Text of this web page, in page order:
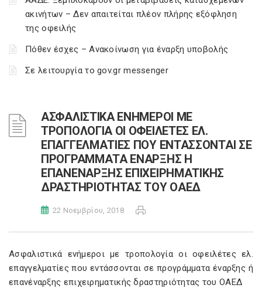
ακινήτων – Δεν απαιτείται πλέον πλήρης εξόφληση
της οφειλής
Πόθεν έσχες – Ανακοίνωση για έναρξη υποβολής
Σε λειτουργία το gov.gr messenger
ΑΣΦΑΛΙΣΤΙΚΑ ΕΝΗΜΕΡΟΙ ΜΕ
ΤΡΟΠΟΛΟΓΙΑ ΟΙ ΟΦΕΙΛΕΤΕΣ ΕΛ.
ΕΠΑΓΓΕΛΜΑΤΙΕΣ ΠΟΥ ΕΝΤΑΣΣΟΝΤΑΙ ΣΕ
ΠΡΟΓΡΑΜΜΑΤΑ ΕΝΑΡΞΗΣ Η
ΕΠΑΝΕΝΑΡΞΗΣ ΕΠΙΧΕΙΡΗΜΑΤΙΚΗΣ
ΔΡΑΣΤΗΡΙΟΤΗΤΑΣ ΤΟΥ ΟΑΕΔ
22 Νοεμβρίου, 2018
Ασφαλιστικά ενήμεροι με τροπολογία οι οφειλέτες ελ.
επαγγελματίες που εντάσσονται σε προγράμματα έναρξης ή
επανέναρξης επιχειρηματικής δραστηριότητας του ΟΑΕΔ